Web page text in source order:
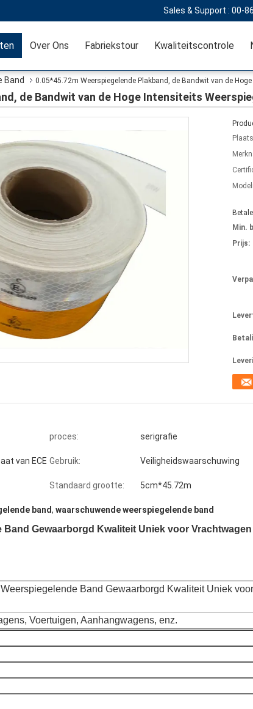
Sales & Support : 00-
Over Ons Fabriekstour Kwaliteitscontrole
Band 0.05*45.72m Weerspiegelende Plakband, de Bandwit van de
de Bandwit van de Hoge Intensiteits
Min.
Prijs:
proces: serigrafie
van ECE Gebruik: Veiligheidswaarschuwing
Standaard grootte: 5cm*45.72m
band, waarschuwende weerspiegelende band
Band Gewaarborgd Kwaliteit Uniek voor Vrachtwagen
Band Gewaarborgd Kwaliteit Uniek voor
Voertuigen, Aanhangwagens, enz.